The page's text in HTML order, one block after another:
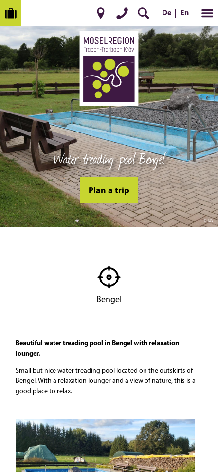
De En
© TZV
Water treading pool Bengel
Plan a trip
Bengel
Beautiful water treading pool in Bengel with relaxation
lounger.
Small but nice water treading pool located on the outskirts of
Bengel. With a relaxation lounger and a view of nature, this is a
good place to relax.